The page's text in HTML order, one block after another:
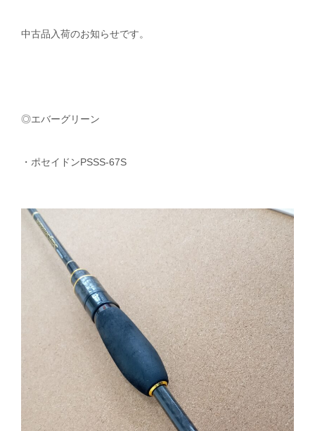
中古品入荷のお知らせです。
◎エバーグリーン
・ポセイドンPSSS-67S